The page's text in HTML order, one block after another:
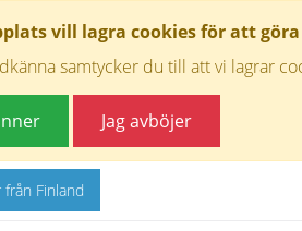
vill lagra cookies för att
samtycker du till att vi lagrar
Jag avböjer
Finland